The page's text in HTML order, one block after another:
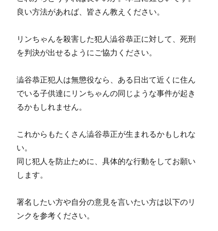
の
決
に
良い方法があれば、皆さん教えください。
リンちゃんを殺害した犯人澁谷恭正に対して、死刑
を判決が出せるようにご協力ください。
澁谷恭正犯人は無懲役なら、ある日出て近くに住ん
でいる子供達にリンちゃんの同じような事件が起き
るかもしれません。
これからもたくさん澁谷恭正が生まれるかもしれな
い。
同じ犯人を防止ために、具体的な行動をしてお願い
します。
署名したい方や自分の意見を言いたい方は以下のリ
ンクを参考ください。